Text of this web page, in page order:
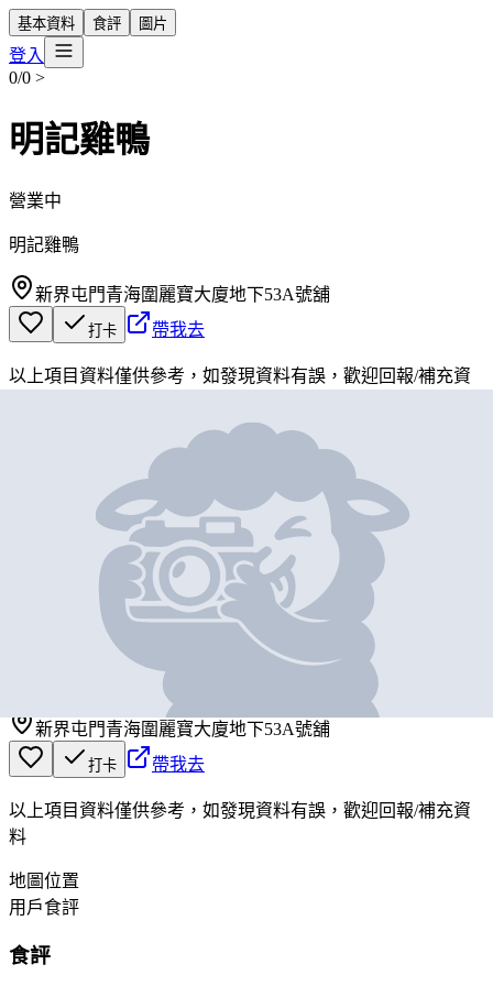
基本資料 食評 圖片
登入
0/0 >
明記雞鴨
營業中
明記雞鴨
新界屯門青海圍麗寶大廈地下53A號舖
打卡 帶我去
以上項目資料僅供參考，如發現資料有誤，歡迎回報/補充資
明記雞鴨
新界屯門青海圍麗寶大廈地下53A號舖
打卡 帶我去
以上項目資料僅供參考，如發現資料有誤，歡迎回報/補充資
料
地圖位置
用戶食評
食評